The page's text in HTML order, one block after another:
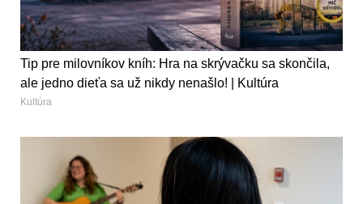
Tip pre milovníkov kníh: Hra na skrývačku sa skončila,
ale jedno dieťa sa už nikdy nenašlo! | Kultúra
Kultúra